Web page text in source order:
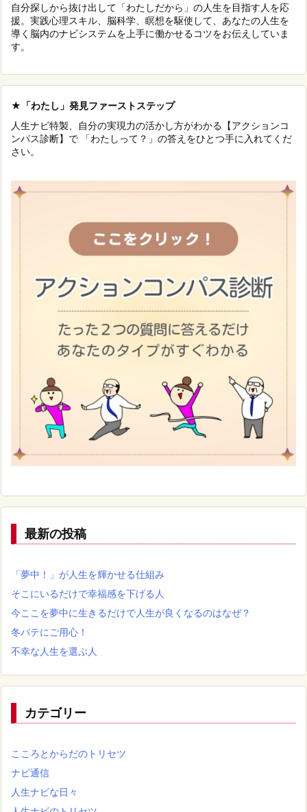
自分探しから抜け出して「わたしだから」の人生を目指す人を応
援。実践心理スキル、脳科学、瞑想を駆使して、あなたの人生を
導く脳内のナビシステムを上手に働かせるコツをお伝えしていま
す。
★「わたし」発見ファーストステップ
人生ナビ特製、自分の実現力の活かし方がわかる【アクションコ
ンパス診断】で 「わたしって？」の答えをひとつ手に入れてくだ
さい。
最新の投稿
「夢中！」が人生を輝かせる仕組み
そこにいるだけで幸福感を下げる人
今ここを夢中に生きるだけで人生が良くなるのはなぜ？
冬バテにご用心！
不幸な人生を選ぶ人
カテゴリー
こころとからだのトリセツ
ナビ通信
人生ナビな日々